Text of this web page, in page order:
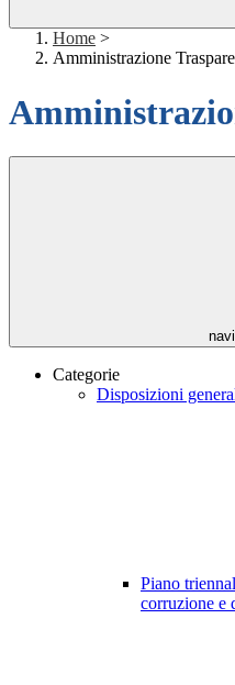
Home >
Amministrazione
Categorie
Disposizioni
Piano
corruzione e